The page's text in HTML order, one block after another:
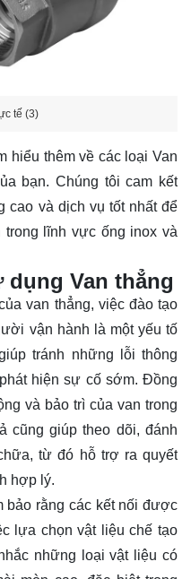
tế (3)
hiểu thêm về các loại Van
bạn. Chúng tôi cam kết
cao và dịch vụ tốt nhất để
lĩnh vực ống inox và
Van thẳng
van thẳng, việc đào tạo
vận hành là một yếu tố
tránh những lỗi thông
hiện sự cố sớm. Đồng
và bảo trì của van trong
cũng giúp theo dõi, đánh
từ đó hỗ trợ ra quyết
hợp lý.
bảo rằng các kết nối được
lựa chọn vật liệu chế tạo
những loại vật liệu có